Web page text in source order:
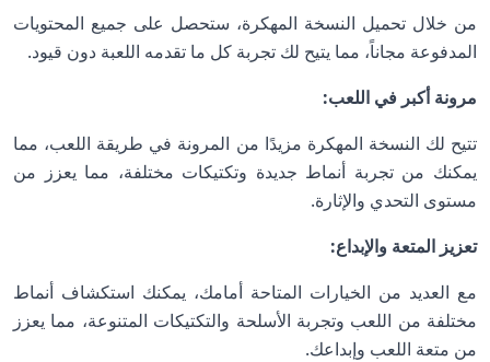
من خلال تحميل النسخة المهكرة، ستحصل على جميع المحتويات
المدفوعة مجاناً، مما يتيح لك تجربة كل ما تقدمه اللعبة دون قيود.
مرونة أكبر في اللعب:
تتيح لك النسخة المهكرة مزيدًا من المرونة في طريقة اللعب، مما
يمكنك من تجربة أنماط جديدة وتكتيكات مختلفة، مما يعزز من
مستوى التحدي والإثارة.
تعزيز المتعة والإبداع:
مع العديد من الخيارات المتاحة أمامك، يمكنك استكشاف أنماط
مختلفة من اللعب وتجربة الأسلحة والتكتيكات المتنوعة، مما يعزز
من متعة اللعب وإبداعك.